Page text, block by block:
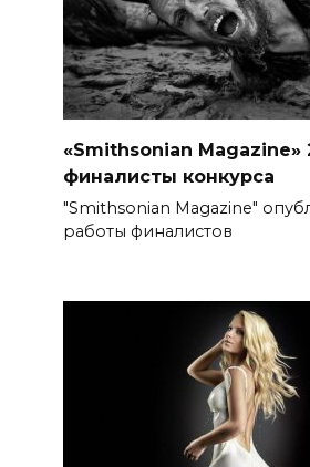
«Smithsonian Magazine»
финалисты конкурса
"Smithsonian Magazine"
работы финалистов